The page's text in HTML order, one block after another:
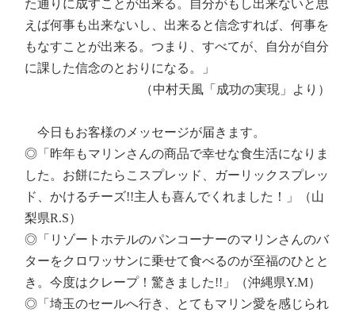
た通りに成すことが出来る。自分がもし出来ないと思
えば何事も出来ないし、出来ると信念すれば、何事を
もなすことが出来る。つまり、すべてが、自分が自分
に課した信念のとおりになる。」
（中村天風「成功の実現」より）
今日もお客様のメッセージが届きます。
◎「昨年もマリンさんの商品で幸せな食生活になりま
した。お餅にたらこスプレッド、ガーリックスプレッ
ド、かけるチーズ!!主人も喜んでくれました！」（山
梨県R.S）
◎「リゾートホテルのパンコーナーのマリンさんのバ
ターをクロワッサンに乗せて食べるのが至福のひとと
き。今度はクレープ！驚きました!!」（沖縄県Y.M）
◎「埼玉のセールへ行き、とてもマリン愛を感じられ